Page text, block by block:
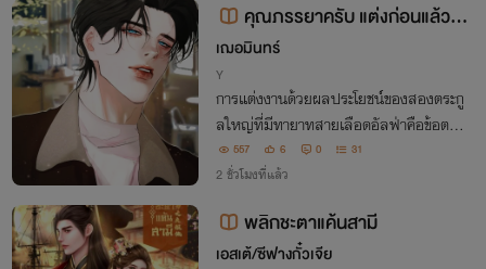
คุณภรรยาครับ แต่งก่อนแล้วค่
อยรักก็ได้ครับ
เฌอมินทร์
Y
การแต่งงานด้วยผลประโยชน์ของสองตระกู
ลใหญ่ที่มีทายาทสายเลือดอัลฟ่าคือข้อตกล
ง แต่สำหรับพวกเขาแล้ว มีเพียงความรักเท่
านั้นที่จะเป็นผลประโยชน์ร่วมกัน
557 6 0 31
2 ชั่วโมงที่แล้ว
พลิกชะตาแค้นสามี
เอสเต้/ซีฟางกั๋วเจีย